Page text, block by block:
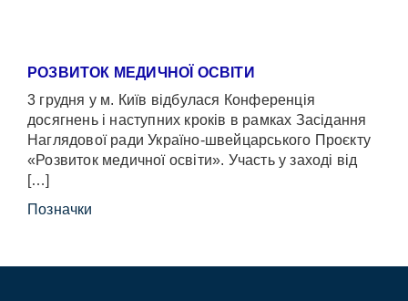
РОЗВИТОК МЕДИЧНОЇ ОСВІТИ
3 грудня у м. Київ відбулася Конференція
досягнень і наступних кроків в рамках Засідання
Наглядової ради Україно-швейцарського Проєкту
«Розвиток медичної освіти». Участь у заході від
[…]
Позначки